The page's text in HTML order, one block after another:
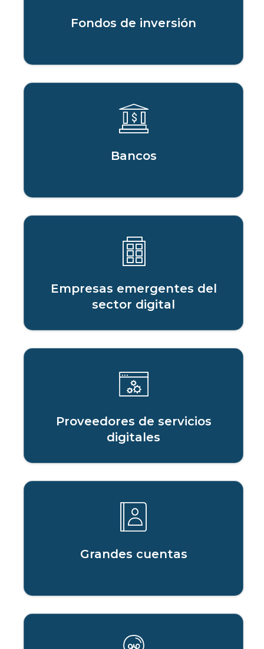
Fondos de inversión
Bancos
Empresas emergentes del
sector digital
Proveedores de servicios
digitales
Grandes cuentas